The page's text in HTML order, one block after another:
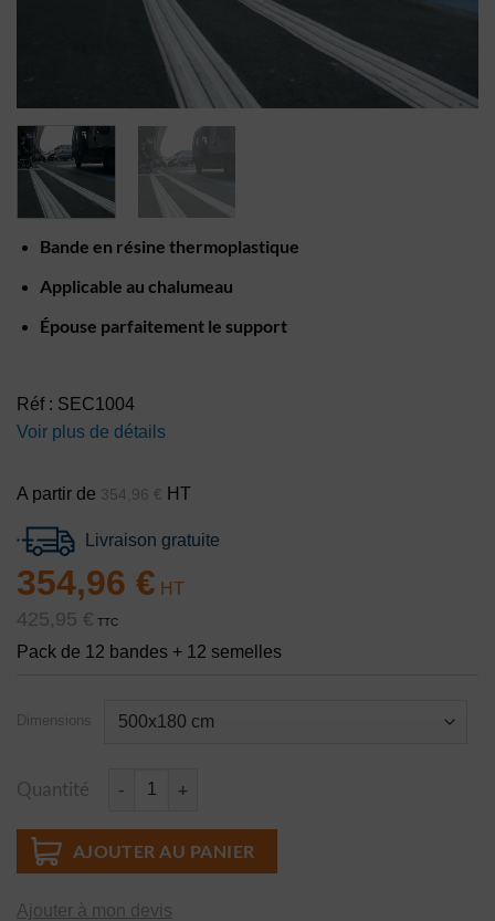
Bande en résine thermoplastique
Applicable au chalumeau
Épouse parfaitement le support
Réf : SEC1004
Voir plus de détails
A partir de 354,96 € HT
Livraison gratuite
Pack de 12 bandes + 12 semelles
354,96 €
425,95 € TTC
Dimensions
Quantité
AJOUTER AU PANIER
Ajouter à mon devis